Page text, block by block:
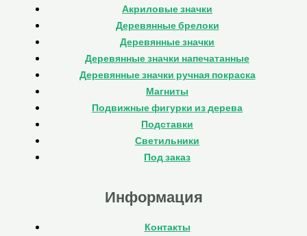
Акриловые значки
Деревянные брелоки
Деревянные значки
Деревянные значки напечатанные
Деревянные значки ручная покраска
Магниты
Подвижные фигурки из дерева
Подставки
Светильники
Под заказ
Информация
Контакты